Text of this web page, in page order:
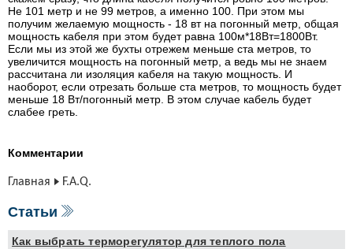
Не 101 метр и не 99 метров, а именно 100. При этом мы
получим желаемую мощность - 18 вт на погонный метр, общая
мощность кабеля при этом будет равна 100м*18Вт=1800Вт.
Если мы из этой же бухты отрежем меньше ста метров, то
увеличится мощность на погонный метр, а ведь мы не знаем
рассчитана ли изоляция кабеля на такую мощность. И
наоборот, если отрезать больше ста метров, то мощность будет
меньше 18 Вт/погонный метр. В этом случае кабель будет
слабее греть.
Комментарии
Главная F.A.Q.
Статьи
Как выбрать терморегулятор для теплого пола